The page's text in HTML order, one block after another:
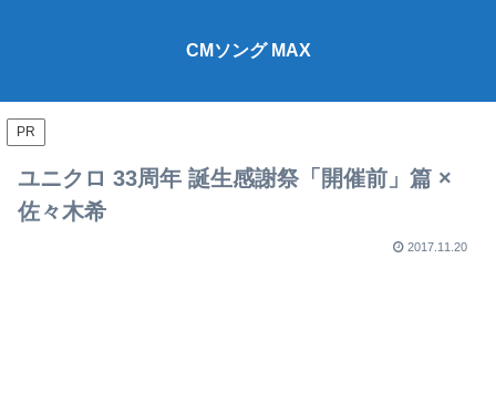
CMソング MAX
PR
ユニクロ 33周年 誕生感謝祭「開催前」篇 ×
佐々木希
2017.11.20